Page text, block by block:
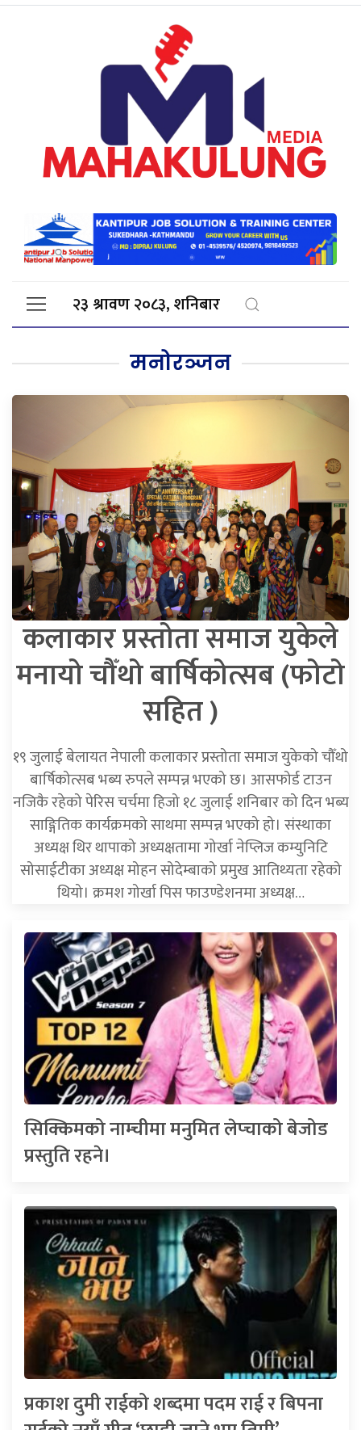
२३ श्रावण २०८३, शनिबार
मनोरञ्जन
कलाकार प्रस्तोता समाज युकेले
मनायो चौँथो बार्षिकोत्सब (फोटो
सहित )
१९ जुलाई बेलायत नेपाली कलाकार प्रस्तोता समाज युकेको चौँथो
बार्षिकोत्सब भब्य रुपले सम्पन्न भएको छ। आसफोर्ड टाउन
नजिकै रहेको पेरिस चर्चमा हिजो १८ जुलाई शनिबार को दिन भब्य
साङ्गितिक कार्यक्रमको साथमा सम्पन्न भएको हो। संस्थाका
अध्यक्ष थिर थापाको अध्यक्षतामा गोर्खा नेप्लिज कम्युनिटि
सोसाईटीका अध्यक्ष मोहन सोदेम्बाको प्रमुख आतिथ्यता रहेको
थियो। क्रमश गोर्खा पिस फाउण्डेशनमा अध्यक्ष…
सिक्किमको नाम्चीमा मनुमित लेप्चाको बेजोड
प्रस्तुति रहने।
प्रकाश दुमी राईको शब्दमा पदम राई र बिपना